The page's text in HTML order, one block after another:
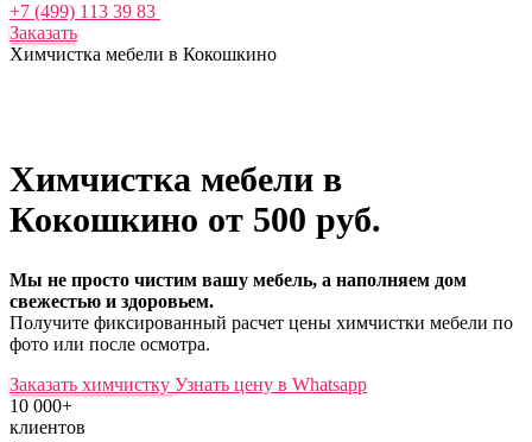
+7 (499) 113 39 83
Заказать
Химчистка мебели в Кокошкино
Химчистка мебели в
Кокошкино от 500 руб.
Мы не просто чистим вашу мебель, а наполняем дом
свежестью и здоровьем.
Получите фиксированный расчет цены химчистки мебели по
фото или после осмотра.
Заказать химчистку Узнать цену в Whatsapp
10 000+
клиентов